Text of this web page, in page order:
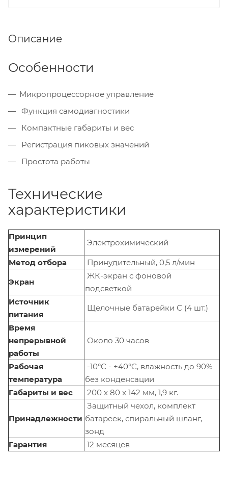
Описание
Особенности
Микропроцессорное управление
Функция самодиагностики
Компактные габариты и вес
Регистрация пиковых значений
Простота работы
Технические
характеристики
Принцип
измерений
Электрохимический
Метод отбора
Принудительный, 0,5 л/мин
Экран
ЖК-экран с фоновой
подсветкой
Источник
питания
Щелочные батарейки С (4 шт.)
Время
непрерывной
работы
Около 30 часов
Рабочая
температура
-10°C - +40°C, влажность до 90%
без конденсации
Габариты и вес
200 x 80 x 142 мм, 1,9 кг.
Принадлежности
Защитный чехол, комплект
батареек, спиральный шланг,
зонд
Гарантия
12 месяцев